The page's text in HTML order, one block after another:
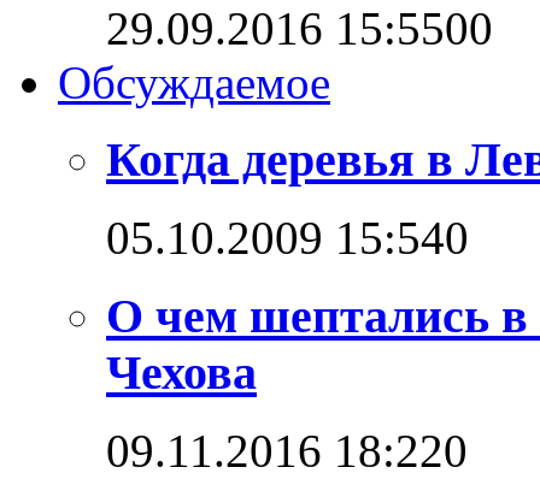
29.09.2016 15:5500
Обсуждаемое
Когда деревья в
05.10.2009 15:540
О чем шептались
Чехова
09.11.2016 18:220